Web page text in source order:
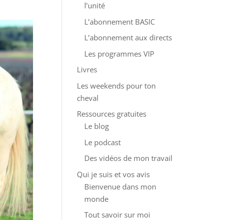
l’unité
L’abonnement BASIC
L’abonnement aux directs
Les programmes VIP
Livres
Les weekends pour ton
cheval
Ressources gratuites
Le blog
Le podcast
Des vidéos de mon travail
Qui je suis et vos avis
Bienvenue dans mon
monde
Tout savoir sur moi